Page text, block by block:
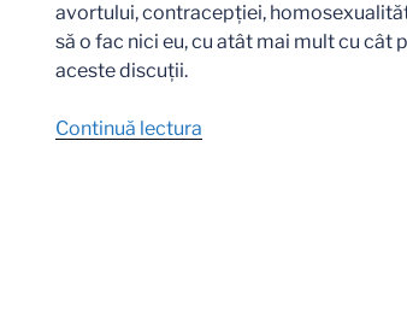
avortului, contracepţiei,
să o fac nici eu, cu atât mai mult cu cât
aceste discuţii.
Continuă lectura